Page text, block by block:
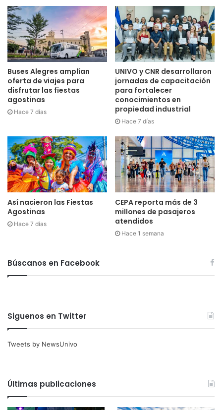
Buses Alegres amplían
oferta de viajes para
disfrutar las fiestas
agostinas
Hace 7 días
UNIVO y CNR desarrollaron
jornadas de capacitación
para fortalecer
conocimientos en
propiedad industrial
Hace 7 días
Así nacieron las Fiestas
Agostinas
Hace 7 días
CEPA reporta más de 3
millones de pasajeros
atendidos
Hace 1 semana
Búscanos en Facebook
Siguenos en Twitter
Tweets by NewsUnivo
Últimas publicaciones